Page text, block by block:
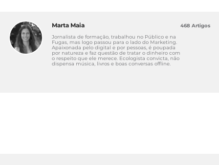
Marta Maia
Jornalista de formação, trabalhou no Público e na
Fugas, mas logo passou para o lado do Marketing.
Apaixonada pelo digital e por pessoas, é poupada
por natureza e faz questão de tratar o dinheiro com
o respeito que ele merece. Ecologista convicta, não
dispensa música, livros e boas conversas offline.
468 Artigos